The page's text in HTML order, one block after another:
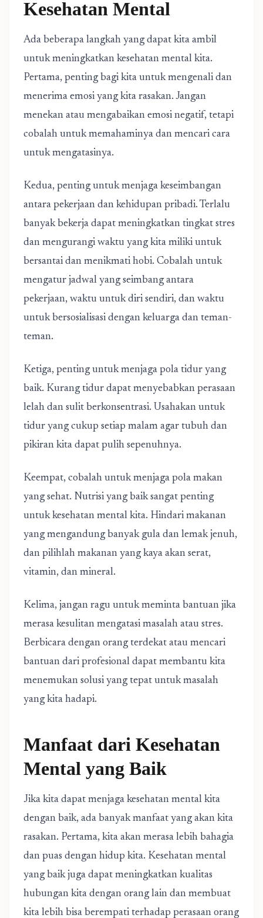
Kesehatan Mental
Ada beberapa langkah yang dapat kita ambil
untuk meningkatkan kesehatan mental kita.
Pertama, penting bagi kita untuk mengenali dan
menerima emosi yang kita rasakan. Jangan
menekan atau mengabaikan emosi negatif, tetapi
cobalah untuk memahaminya dan mencari cara
untuk mengatasinya.
Kedua, penting untuk menjaga keseimbangan
antara pekerjaan dan kehidupan pribadi. Terlalu
banyak bekerja dapat meningkatkan tingkat stres
dan mengurangi waktu yang kita miliki untuk
bersantai dan menikmati hobi. Cobalah untuk
mengatur jadwal yang seimbang antara
pekerjaan, waktu untuk diri sendiri, dan waktu
untuk bersosialisasi dengan keluarga dan teman-
teman.
Ketiga, penting untuk menjaga pola tidur yang
baik. Kurang tidur dapat menyebabkan perasaan
lelah dan sulit berkonsentrasi. Usahakan untuk
tidur yang cukup setiap malam agar tubuh dan
pikiran kita dapat pulih sepenuhnya.
Keempat, cobalah untuk menjaga pola makan
yang sehat. Nutrisi yang baik sangat penting
untuk kesehatan mental kita. Hindari makanan
yang mengandung banyak gula dan lemak jenuh,
dan pilihlah makanan yang kaya akan serat,
vitamin, dan mineral.
Kelima, jangan ragu untuk meminta bantuan jika
merasa kesulitan mengatasi masalah atau stres.
Berbicara dengan orang terdekat atau mencari
bantuan dari profesional dapat membantu kita
menemukan solusi yang tepat untuk masalah
yang kita hadapi.
Manfaat dari Kesehatan
Mental yang Baik
Jika kita dapat menjaga kesehatan mental kita
dengan baik, ada banyak manfaat yang akan kita
rasakan. Pertama, kita akan merasa lebih bahagia
dan puas dengan hidup kita. Kesehatan mental
yang baik juga dapat meningkatkan kualitas
hubungan kita dengan orang lain dan membuat
kita lebih bisa berempati terhadap perasaan orang